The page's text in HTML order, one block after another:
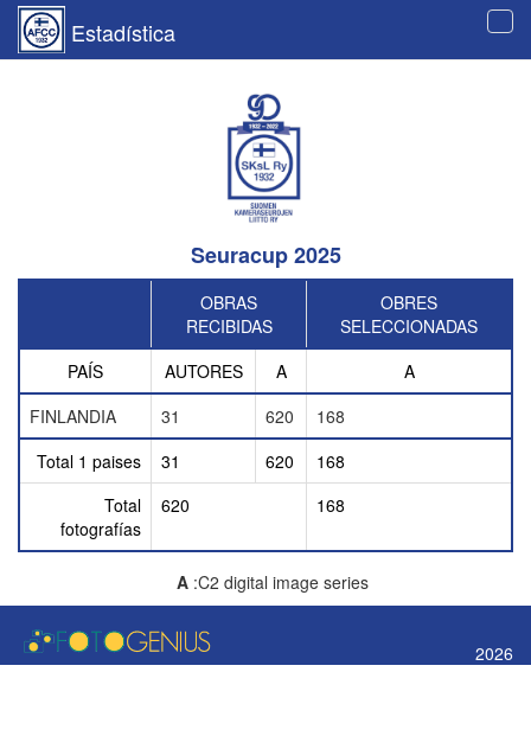
Estadística
Seuracup 2025
OBRAS
RECIBIDAS
OBRES
SELECCIONADAS
PAÍS
AUTORES A
A
FINLANDIA
31 620
168
Total 1 paises
31 620
168
Total
fotografías
620 168
A :C2 digital image series
2026